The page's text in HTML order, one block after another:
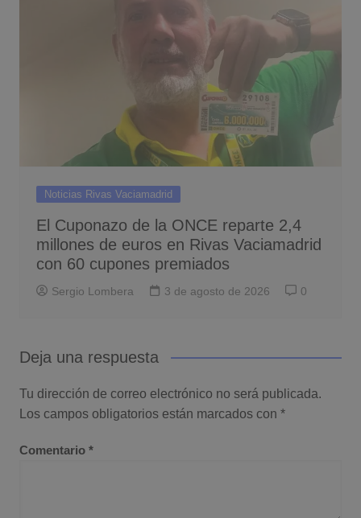
Noticias Rivas Vaciamadrid
El Cuponazo de la ONCE reparte 2,4
millones de euros en Rivas Vaciamadrid
con 60 cupones premiados
Sergio Lombera 3 de agosto de 2026 0
Deja una respuesta
Tu dirección de correo electrónico no será publicada.
Los campos obligatorios están marcados con *
Comentario *